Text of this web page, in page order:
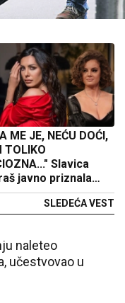
ME JE, NEĆU DOĆI,
TOLIKO
Slavica
javno priznala
je odbila Tanju
SLEDEĆA VEST
naleteo
učestvovao u